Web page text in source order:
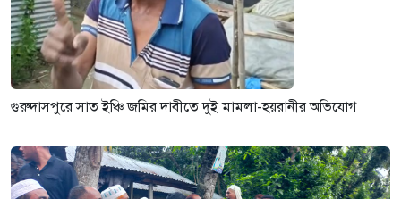
গুরুদাসপুরে সাত ইঞ্চি জমির দাবীতে দুই মামলা-হয়রানীর অভিযোগ